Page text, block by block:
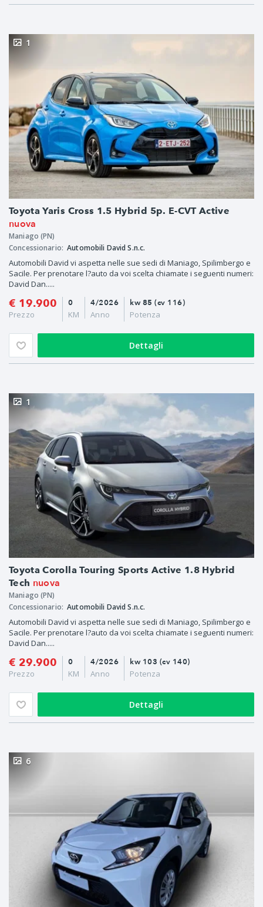
Toyota Yaris Cross 1.5 Hybrid 5p. E-CVT Active
nuova
1
Maniago (PN)
Concessionario: Automobili David S.n.c.
Automobili David vi aspetta nelle sue sedi di Maniago, Spilimbergo e
Sacile. Per prenotare l?auto da voi scelta chiamate i seguenti numeri:
David Dan.....
€ 19.900
Prezzo
4/2026
Anno
0
KM
kw 85 (cv 116)
Potenza
Dettagli
Toyota Corolla Touring Sports Active 1.8 Hybrid
Tech nuova
1
Maniago (PN)
Concessionario: Automobili David S.n.c.
Automobili David vi aspetta nelle sue sedi di Maniago, Spilimbergo e
Sacile. Per prenotare l?auto da voi scelta chiamate i seguenti numeri:
David Dan.....
€ 29.900
Prezzo
4/2026
Anno
0
KM
kw 103 (cv 140)
Potenza
Dettagli
6